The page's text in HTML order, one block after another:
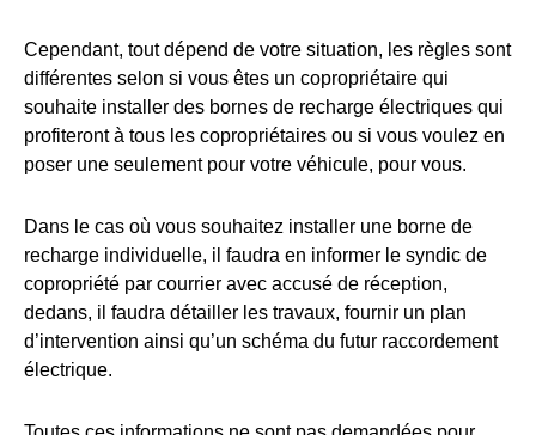
Cependant, tout dépend de votre situation, les règles sont
différentes selon si vous êtes un copropriétaire qui
souhaite installer des bornes de recharge électriques qui
profiteront à tous les copropriétaires ou si vous voulez en
poser une seulement pour votre véhicule, pour vous.
Dans le cas où vous souhaitez installer une borne de
recharge individuelle, il faudra en informer le syndic de
copropriété par courrier avec accusé de réception,
dedans, il faudra détailler les travaux, fournir un plan
d’intervention ainsi qu’un schéma du futur raccordement
électrique.